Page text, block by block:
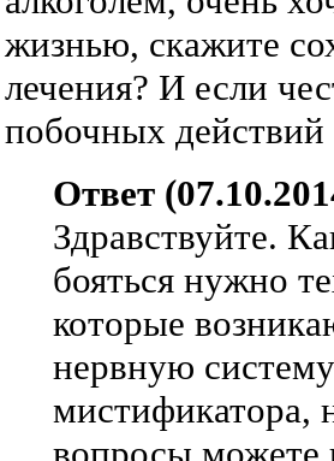
жизнью, скажите
лечения? И если
побочных действий
Ответ
Здравствуйте.
бояться нужно
которые
нервную
мистификатора,